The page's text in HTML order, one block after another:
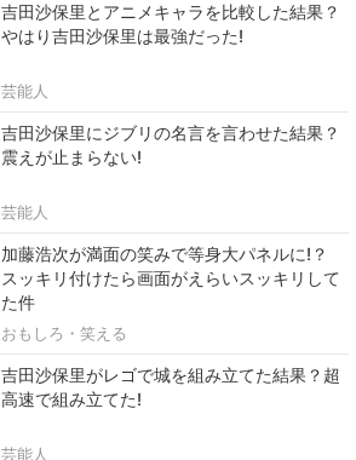
吉田沙保里とアニメキャラを比較した結果？
やはり吉田沙保里は最強だった!
芸能人
吉田沙保里にジブリの名言を言わせた結果？
震えが止まらない!
芸能人
加藤浩次が満面の笑みで等身大パネルに!？
スッキリ付けたら画面がえらいスッキリして
た件
おもしろ・笑える
吉田沙保里がレゴで城を組み立てた結果？超
高速で組み立てた!
芸能人